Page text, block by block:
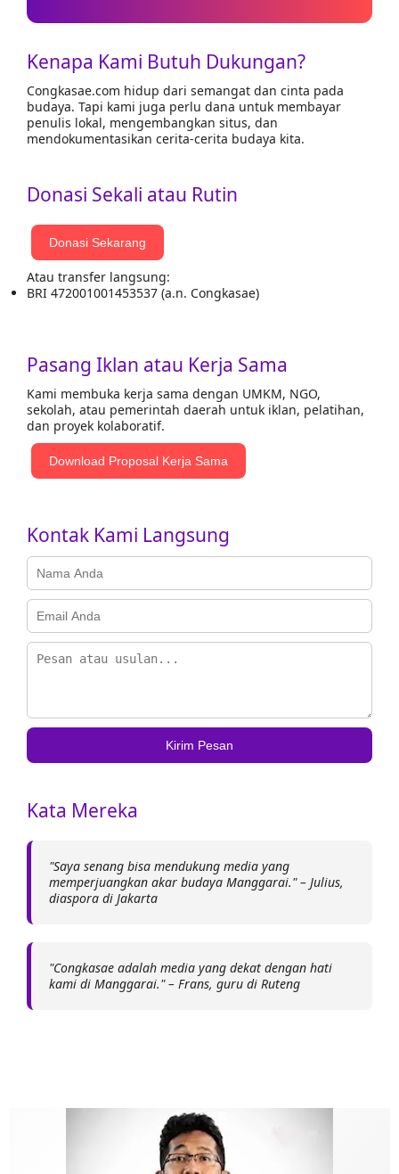
Kenapa Kami Butuh Dukungan?
Congkasae.com hidup dari semangat dan cinta pada
budaya. Tapi kami juga perlu dana untuk membayar
penulis lokal, mengembangkan situs, dan
mendokumentasikan cerita-cerita budaya kita.
Donasi Sekali atau Rutin
Donasi Sekarang
Atau transfer langsung:
BRI 472001001453537 (a.n. Congkasae)
Pasang Iklan atau Kerja Sama
Kami membuka kerja sama dengan UMKM, NGO,
sekolah, atau pemerintah daerah untuk iklan, pelatihan,
dan proyek kolaboratif.
Download Proposal Kerja Sama
Kontak Kami Langsung
Kirim Pesan
Kata Mereka
"Saya senang bisa mendukung media yang
memperjuangkan akar budaya Manggarai." – Julius,
diaspora di Jakarta
"Congkasae adalah media yang dekat dengan hati
kami di Manggarai." – Frans, guru di Ruteng